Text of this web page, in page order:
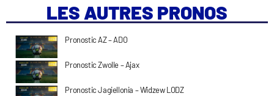
LES AUTRES PRONOS
Pronostic AZ – ADO
Pronostic Zwolle – Ajax
Pronostic Jagiellonia – Widzew LODZ